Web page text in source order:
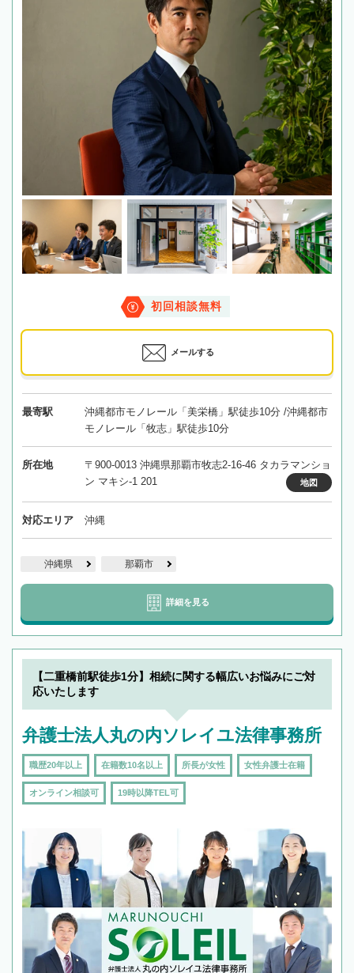
初回相談無料
メールする
最寄駅
沖縄都市モノレール「美栄橋」駅徒歩10分 /沖縄都市
モノレール「牧志」駅徒歩10分
所在地
〒900-0013 沖縄県那覇市牧志2-16-46 タカラマンショ
ン マキシ-1 201
地図
対応エリア 沖縄
沖縄県 那覇市
詳細を見る
【二重橋前駅徒歩1分】相続に関する幅広いお悩みにご対
応いたします
弁護士法人丸の内ソレイユ法律事務所
職歴20年以上 在籍数10名以上 所長が女性 女性弁護士在籍
オンライン相談可 19時以降TEL可